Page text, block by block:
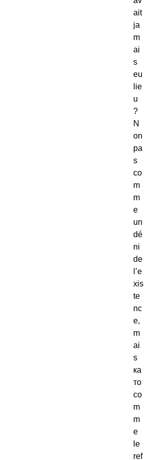
ait
ja
m
ai
s
eu
lie
u
?
N
on
pa
s
co
m
m
e
un
dé
ni
de
l’e
xis
te
nc
e,
m
ai
s
ка
то
co
m
m
e
le
ref